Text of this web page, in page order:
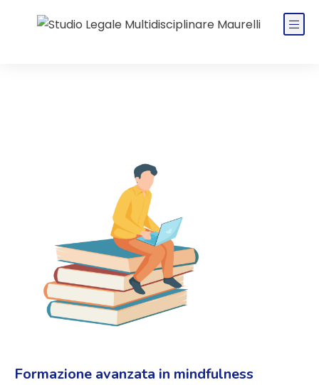
Formazione avanzata in mindfulness